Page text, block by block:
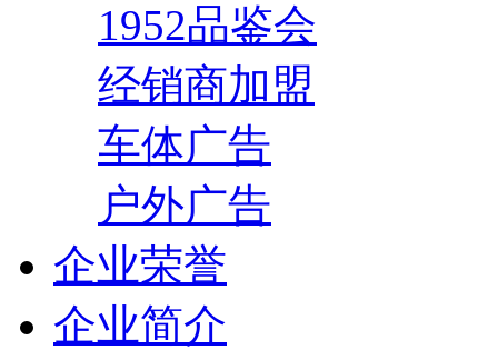
1952品鉴会
经销商加盟
车体广告
户外广告
企业荣誉
企业简介